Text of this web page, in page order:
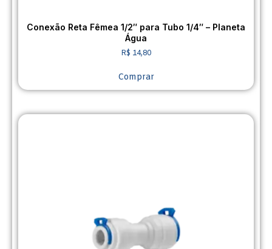
Conexão Reta Fêmea 1/2″ para Tubo 1/4″ – Planeta
Água
R$ 14,80
Comprar